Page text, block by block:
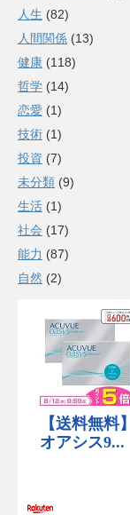
人生 (82)
人間関係 (13)
健康 (118)
哲学 (14)
恋愛 (1)
技術 (1)
投資 (7)
未分類 (9)
生活 (1)
社会 (17)
能力 (87)
自然 (2)